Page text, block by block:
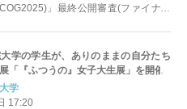
」最終公開審査(ファイナリ
学の学生が、ありのままの自分たち
「『ふつうの』女子大生展」を開催
学
17:20